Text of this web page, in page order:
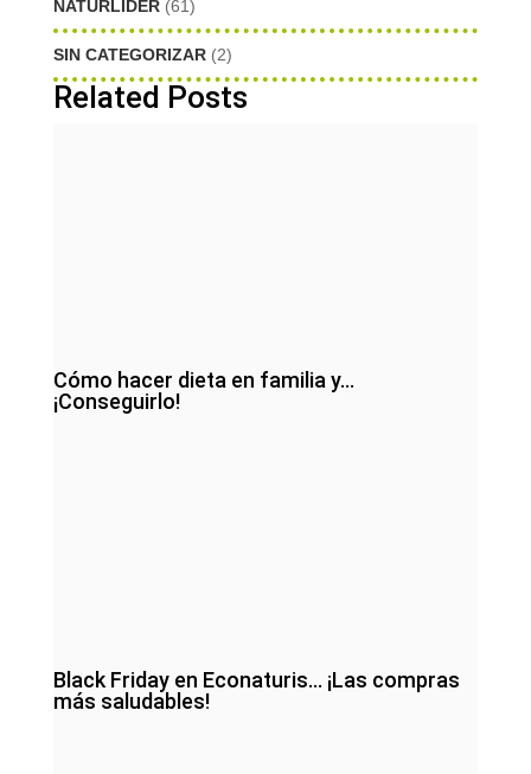
NATURLIDER (61)
SIN CATEGORIZAR (2)
Related Posts
Cómo hacer dieta en familia y…
¡Conseguirlo!
Black Friday en Econaturis… ¡Las compras
más saludables!